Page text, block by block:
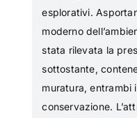
esplorativi.
moderno
stata rilevata la
sottostante,
muratura, entrambi
conservazione.